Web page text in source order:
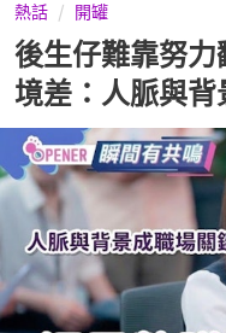
熱話 開罐
後生仔難靠努
境差：人脈與